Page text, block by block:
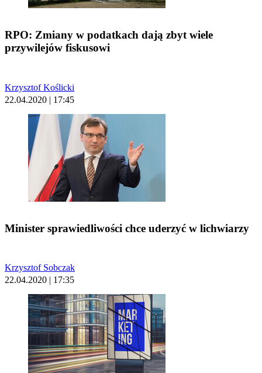
RPO: Zmiany w podatkach dają zbyt wiele
przywilejów fiskusowi
Krzysztof Koślicki
22.04.2020 | 17:45
Minister sprawiedliwości chce uderzyć w lichwiarzy
Krzysztof Sobczak
22.04.2020 | 17:35